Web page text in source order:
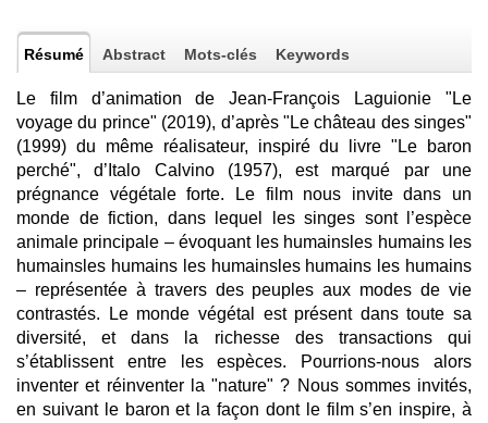
Résumé Abstract Mots-clés Keywords
Le film d’animation de Jean-François Laguionie "Le
voyage du prince" (2019), d’après "Le château des singes"
(1999) du même réalisateur, inspiré du livre "Le baron
perché", d’Italo Calvino (1957), est marqué par une
prégnance végétale forte. Le film nous invite dans un
monde de fiction, dans lequel les singes sont l’espèce
animale principale – évoquant les humainsles humains les
humainsles humains les humainsles humains les humains
– représentée à travers des peuples aux modes de vie
contrastés. Le monde végétal est présent dans toute sa
diversité, et dans la richesse des transactions qui
s’établissent entre les espèces. Pourrions-nous alors
inventer et réinventer la "nature" ? Nous sommes invités,
en suivant le baron et la façon dont le film s’en inspire, à